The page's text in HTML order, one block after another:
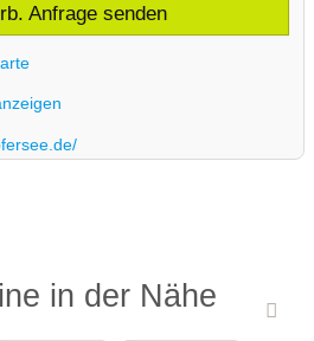
Anfrage senden
in der Nähe